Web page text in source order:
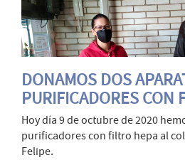
DONAMOS DOS
PURIFICADORES CON
COLEGIO INFANTE
Hoy día 9 de octubre de 2020
purificadores con filtro hepa al
Felipe.